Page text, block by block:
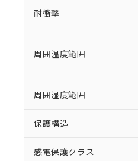
耐衝撃
周囲温度範囲
周囲湿度範囲
保護構造
感電保護クラス